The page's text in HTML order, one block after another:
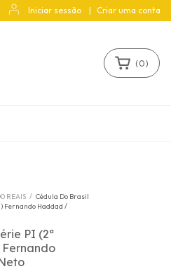
Iniciar sessão | Criar uma conta
(0)
REAIS / Cédula Do Brasil
Fernando Haddad /
PI (2ª